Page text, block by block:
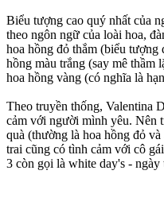
Biểu tượng cao quý nhất của
theo ngôn ngữ của loài hoa,
hoa hồng đỏ thắm (biểu tượng
hồng màu trắng (say mê thầm
hoa hồng vàng (có nghĩa là
Theo truyền thống, Valentina
cảm với người mình yêu. Nên
quà (thường là hoa hồng đỏ
trai cũng có tình cảm với cô
3 còn gọi là white day's - ngày